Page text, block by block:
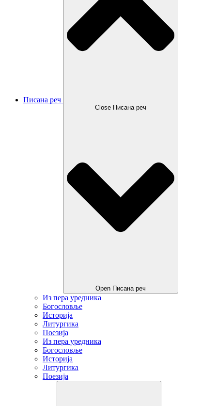
Писана реч
Close Писана реч
Open Писана реч
Из пера уредника
Богословље
Историја
Литургика
Поезија
Из пера уредника
Богословље
Историја
Литургика
Поезија